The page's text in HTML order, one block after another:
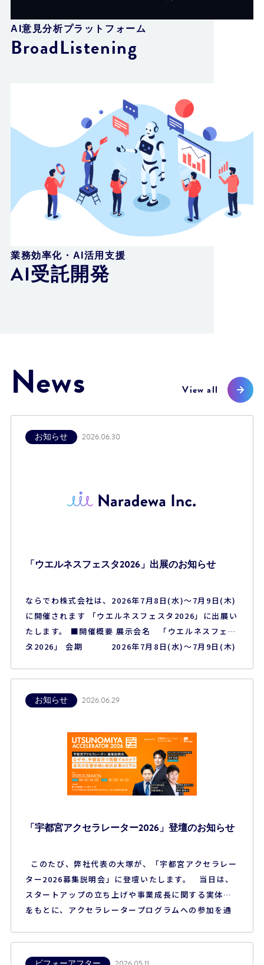
AI意見分析プラットフォーム
BroadListening
業務効率化・AI活用支援
AI受託開発
News View all
お知らせ 2026.06.30
「ウエルネスフェスタ2026」出展のお知らせ
ならでわ株式会社は、2026年7月8日(水)～7月9日(木)
に開催されます 「ウエルネスフェスタ2026」に出展い
たします。 ■開催概要 展示会名 「ウエルネスフェス
タ2026」 会期 2026年7月8日(水)～7月9日(木)
一般のお客様はご参加いただけません、予めご了承く
ださい。
お知らせ 2026.06.29
「宇都宮アクセラレーター2026」登壇のお知らせ
このたび、弊社代表の大塚が、「宇都宮アクセラレー
ター2026募集説明会」に登壇いたします。 当日は、
スタートアップの立ち上げや事業成長に関する実体験
をもとに、アクセラレータープログラムへの参加を通
にしてきた考え方などについてお話しする予定です。
また、これから起業や新規事業に挑戦する方へ向け